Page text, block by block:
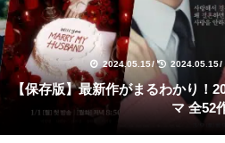
2024.05.15/ 2024.05.15/
【保存版】最新作がまるわかり！2024年上半期公開の韓国ドラ
マ 全52